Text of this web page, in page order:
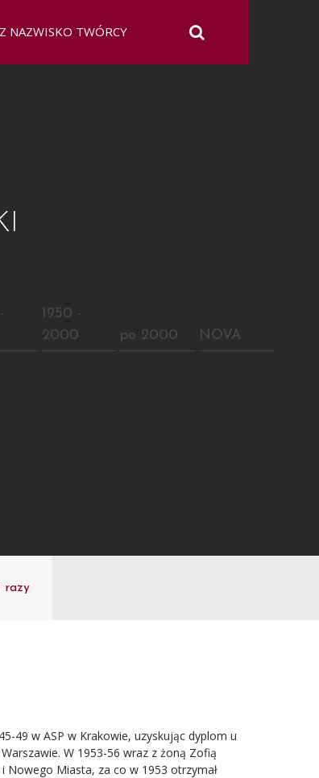
1950 -
2000
po 2000
NOVA
razy
49 w ASP w Krakowie, uzyskując dyplom u
W 1953-56 wraz z żoną Zofią
Nowego Miasta, za co w 1953 otrzymał